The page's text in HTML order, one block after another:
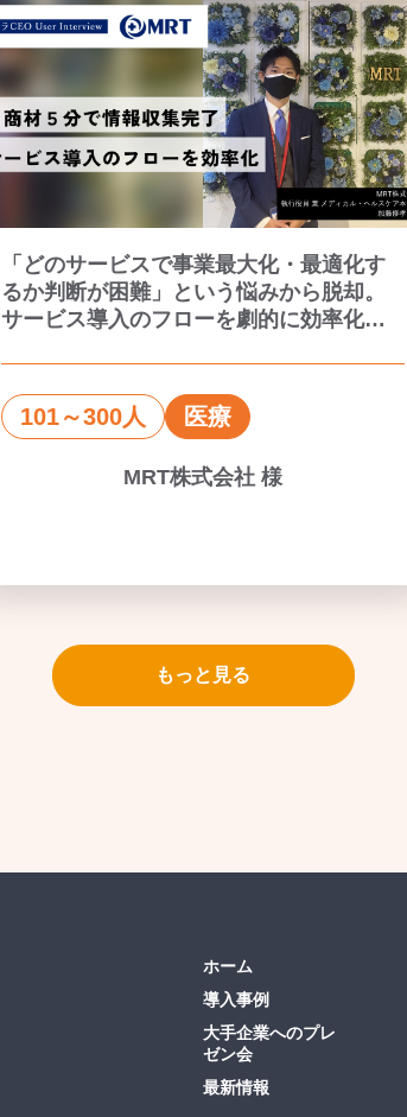
「どのサービスで事業最大化・最適化す
るか判断が困難」という悩みから脱却。
サービス導入のフローを劇的に効率化し
101～300人 医療
MRT株式会社 様
もっと見る
ホーム
導入事例
大手企業へのプレ
ゼン会
最新情報